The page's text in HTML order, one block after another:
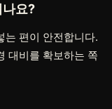
나요?
는 편이 안전합니다.
대비를 확보하는 쪽